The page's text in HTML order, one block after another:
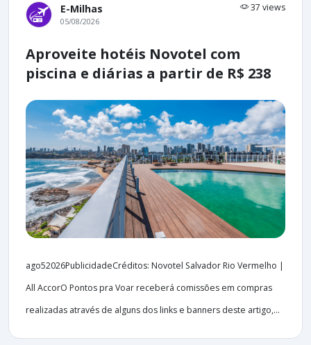
E-Milhas 37 views
05/08/2026
Aproveite hotéis Novotel com
piscina e diárias a partir de R$ 238
ago52026PublicidadeCréditos: Novotel Salvador Rio Vermelho |
All AccorO Pontos pra Voar receberá comissões em compras
realizadas através de alguns dos links e banners deste artigo,...